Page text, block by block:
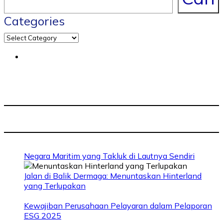
Categories
Negara Maritim yang Takluk di Lautnya Sendiri
Jalan di Balik Dermaga: Menuntaskan Hinterland
yang Terlupakan
Kewajiban Perusahaan Pelayaran dalam Pelaporan
ESG 2025